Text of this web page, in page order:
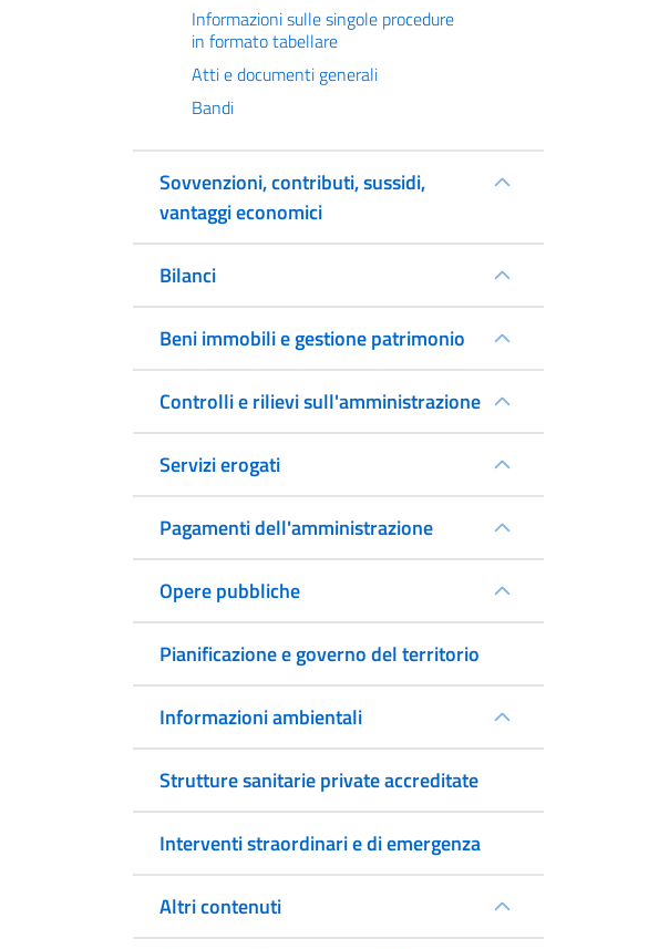
Informazioni sulle singole procedure
in formato tabellare
Atti e documenti generali
Bandi
Sovvenzioni, contributi, sussidi,
vantaggi economici
Bilanci
Beni immobili e gestione patrimonio
Controlli e rilievi sull'amministrazione
Servizi erogati
Pagamenti dell'amministrazione
Opere pubbliche
Pianificazione e governo del territorio
Informazioni ambientali
Strutture sanitarie private accreditate
Interventi straordinari e di emergenza
Altri contenuti